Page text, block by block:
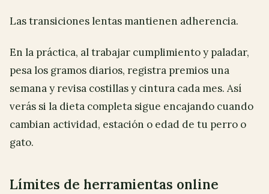
Las transiciones lentas mantienen adherencia.
En la práctica, al trabajar cumplimiento y paladar,
pesa los gramos diarios, registra premios una
semana y revisa costillas y cintura cada mes. Así
verás si la dieta completa sigue encajando cuando
cambian actividad, estación o edad de tu perro o
gato.
Límites de herramientas online